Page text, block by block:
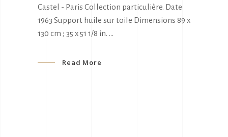
Castel - Paris Collection particulière. Date
1963 Support huile sur toile Dimensions 89 x
130 cm ; 35 x 51 1/8 in.
Read More